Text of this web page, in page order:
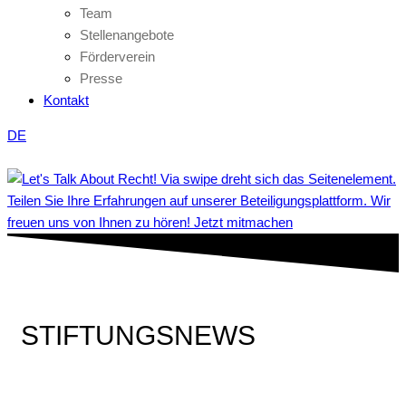
Team
Stellenangebote
Förderverein
Presse
Kontakt
DE
Teilen Sie Ihre Erfahrungen auf unserer Beteiligungsplattform. Wir
freuen uns von Ihnen zu hören! Jetzt mitmachen
STIFTUNGSNEWS